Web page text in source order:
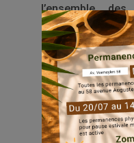
l’ensemble
présents sur leur
Bruxelles-
informer la
de l’évolution de
services.